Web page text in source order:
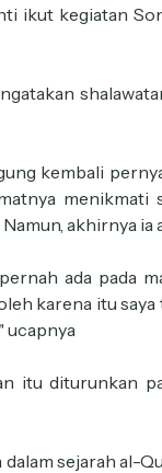
ikut kegiatan
kembali
menikmati
akhirnya ia
ada pada
karena itu
ucapnya
itu diturunkan
sejarah al-